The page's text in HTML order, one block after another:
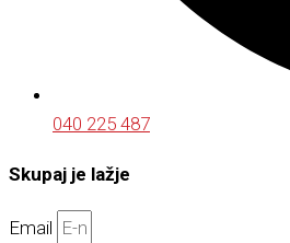
040 225 487
Skupaj je lažje
Email